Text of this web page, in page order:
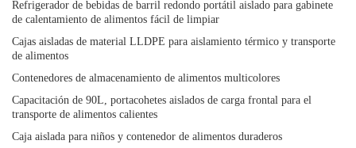
Refrigerador de bebidas de barril redondo portátil aislado para gabinete
de calentamiento de alimentos fácil de limpiar
Cajas aisladas de material LLDPE para aislamiento térmico y transporte
de alimentos
Contenedores de almacenamiento de alimentos multicolores
Capacitación de 90L, portacohetes aislados de carga frontal para el
transporte de alimentos calientes
Caja aislada para niños y contenedor de alimentos duraderos